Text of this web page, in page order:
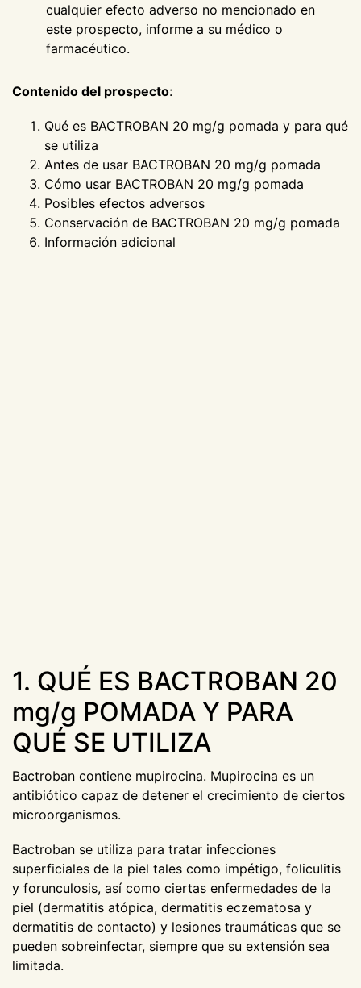
cualquier efecto adverso no mencionado en
este prospecto, informe a su médico o
farmacéutico.
Contenido del prospecto:
Qué es BACTROBAN 20 mg/g pomada y para qué
se utiliza
Antes de usar BACTROBAN 20 mg/g pomada
Cómo usar BACTROBAN 20 mg/g pomada
Posibles efectos adversos
Conservación de BACTROBAN 20 mg/g pomada
Información adicional
1. QUÉ ES BACTROBAN 20
mg/g POMADA Y PARA
QUÉ SE UTILIZA
Bactroban contiene mupirocina. Mupirocina es un
antibiótico capaz de detener el crecimiento de ciertos
microorganismos.
Bactroban se utiliza para tratar infecciones
superficiales de la piel tales como impétigo, foliculitis
y forunculosis, así como ciertas enfermedades de la
piel (dermatitis atópica, dermatitis eczematosa y
dermatitis de contacto) y lesiones traumáticas que se
pueden sobreinfectar, siempre que su extensión sea
limitada.